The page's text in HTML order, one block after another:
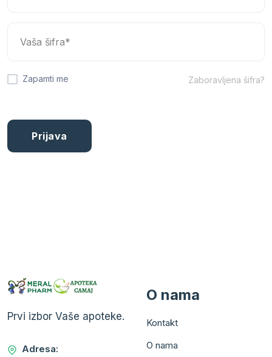
Zapamti me Zaboravljena šifra?
Prijava
Prvi izbor Vaše apoteke.
Adresa:
O nama
Kontakt
O nama